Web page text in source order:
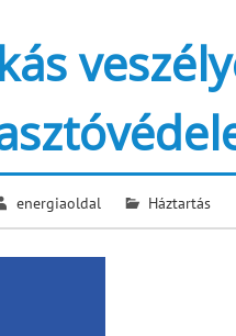
energiaoldal Háztartás